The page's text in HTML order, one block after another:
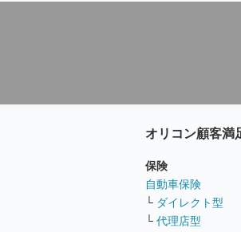
オリコン顧客満
保険
自動車保険
└ ダイレクト型
└ 代理店型